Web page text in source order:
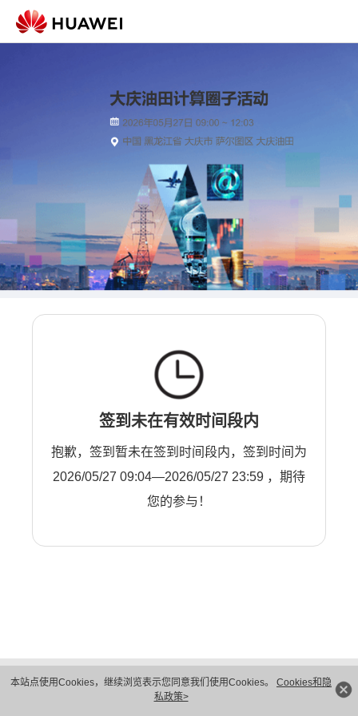
本站点使用Cookies，继续浏览表示您同意我们使用Cookies。 Cookies和隐
私政策>
签到未在有效时间段内
抱歉，签到暂未在签到时间段内，签到时间为
2026/05/27 09:04—2026/05/27 23:59 ，期待
您的参与！
隐私保护
法律声明